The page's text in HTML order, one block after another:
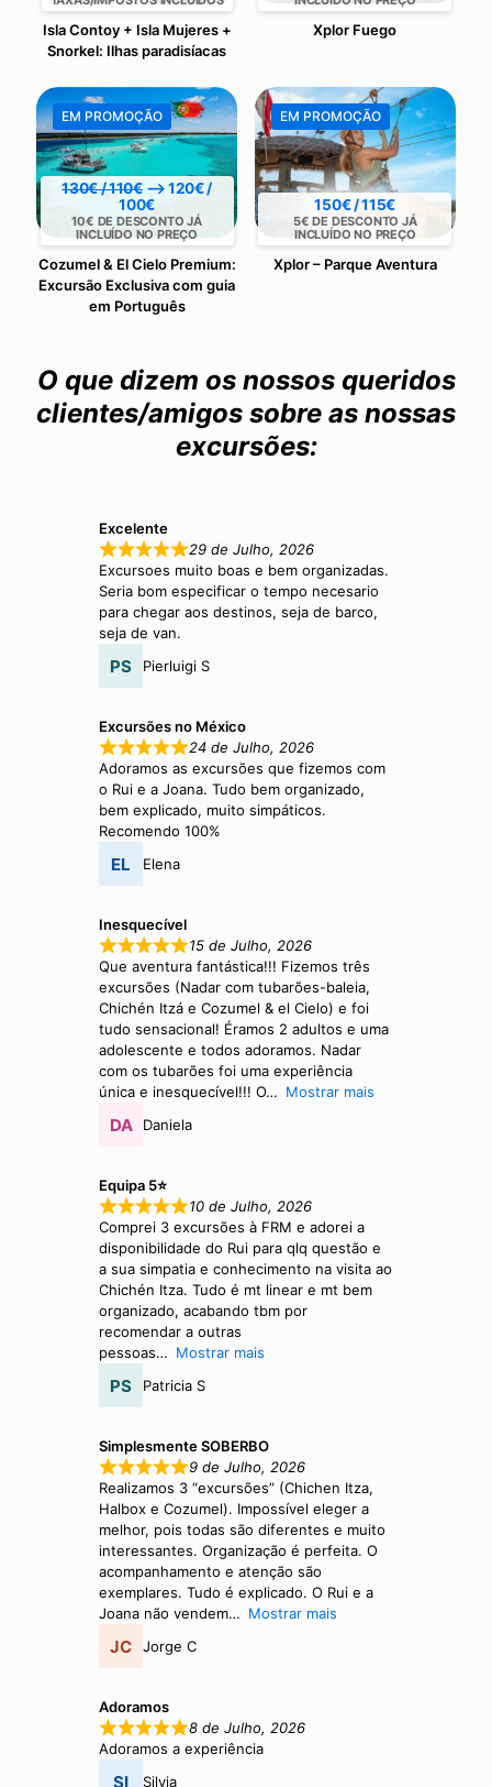
Isla Contoy + Isla Mujeres +
Snorkel: Ilhas paradisíacas
Xplor Fuego
EM PROMOÇÃO
130€ / 110€⟶ 120€ /
100€
10€ DE DESCONTO JÁ
INCLUÍDO NO PREÇO
Cozumel & El Cielo Premium:
Excursão Exclusiva com guia
em Português
EM PROMOÇÃO
150€ / 115€
5€ DE DESCONTO JÁ
INCLUÍDO NO PREÇO
Xplor – Parque Aventura
O que dizem os nossos queridos
clientes/amigos sobre as nossas
excursões:
Excelente
29 de Julho, 2026
Excursoes muito boas e bem organizadas.
Seria bom especificar o tempo necesario
para chegar aos destinos, seja de barco,
seja de van.
Pierluigi S
Excursões no México
24 de Julho, 2026
Adoramos as excursões que fizemos com
o Rui e a Joana. Tudo bem organizado,
bem explicado, muito simpáticos.
Recomendo 100%
Elena
Inesquecível
15 de Julho, 2026
Que aventura fantástica!!! Fizemos três
excursões (Nadar com tubarões-baleia,
Chichén Itzá e Cozumel & el Cielo) e foi
tudo sensacional! Éramos 2 adultos e uma
adolescente e todos adoramos. Nadar
com os tubarões foi uma experiência
única e inesquecível!!! O
Mostrar mais
Daniela
Equipa 5⭐
10 de Julho, 2026
Comprei 3 excursões à FRM e adorei a
disponibilidade do Rui para qlq questão e
a sua simpatia e conhecimento na visita ao
Chichén Itza. Tudo é mt linear e mt bem
organizado, acabando tbm por
recomendar a outras
pessoas
Mostrar mais
Patricia S
Simplesmente SOBERBO
9 de Julho, 2026
Realizamos 3 “excursões” (Chichen Itza,
Halbox e Cozumel). Impossível eleger a
melhor, pois todas são diferentes e muito
interessantes. Organização é perfeita. O
acompanhamento e atenção são
exemplares. Tudo é explicado. O Rui e a
Joana não vendem
Mostrar mais
Jorge C
Adoramos
8 de Julho, 2026
Adoramos a experiência
Silvia